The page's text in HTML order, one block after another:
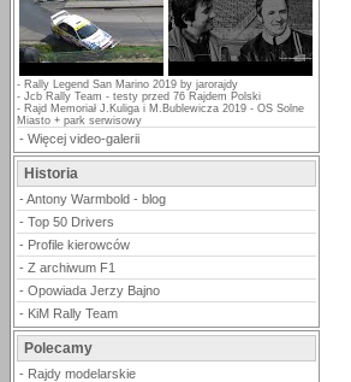
- Rally Legend San Marino 2019 by jarorajdy
- Jcb Rally Team - testy przed 76 Rajdem Polski
- Rajd Memoriał J.Kuliga i M.Bublewicza 2019 - OS Solne
Miasto + park serwisowy
- Więcej video-galerii
Historia
- Antony Warmbold - blog
- Top 50 Drivers
- Profile kierowców
- Z archiwum F1
- Opowiada Jerzy Bajno
- KiM Rally Team
Polecamy
- Rajdy modelarskie